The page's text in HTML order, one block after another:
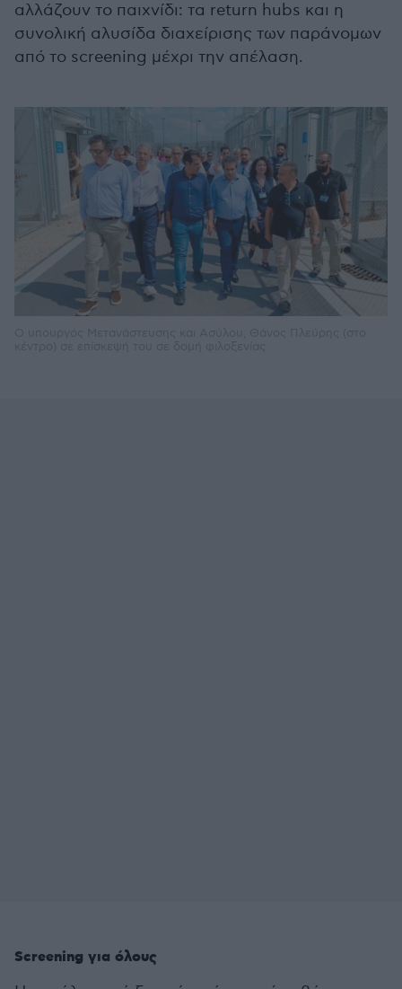
αλλάζουν το παιχνίδι: τα return hubs και η
συνολική αλυσίδα διαχείρισης των παράνομων
από το screening μέχρι την απέλαση.
Screening για όλους